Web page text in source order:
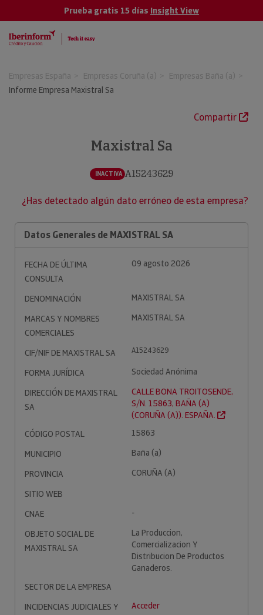
Prueba gratis 15 días Insight View
Empresas España Empresas Coruña (a)
Empresas Baña (a)
Informe Empresa Maxistral Sa
Compartir
Maxistral Sa
INACTIVA A15243629
¿Has detectado algún dato erróneo de esta empresa?
Datos Generales de MAXISTRAL SA
FECHA DE ÚLTIMA
CONSULTA
09 agosto 2026
DENOMINACIÓN
MAXISTRAL SA
MARCAS Y NOMBRES
COMERCIALES
MAXISTRAL SA
CIF/NIF DE MAXISTRAL SA A15243629
FORMA JURÍDICA
Sociedad Anónima
DIRECCIÓN DE MAXISTRAL
SA
CALLE BONA TROITOSENDE,
S/N. 15863, BAÑA (A)
(CORUÑA (A)). ESPAÑA.
CÓDIGO POSTAL
15863
MUNICIPIO
Baña (a)
PROVINCIA
CORUÑA (A)
SITIO WEB
CNAE
-
OBJETO SOCIAL DE
MAXISTRAL SA
La Produccion,
Comercializacion Y
Distribucion De Productos
Ganaderos.
SECTOR DE LA EMPRESA
INCIDENCIAS JUDICIALES Y
Acceder